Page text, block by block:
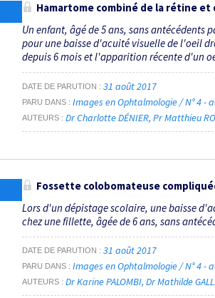
Hamartome combiné de la rétine
Un enfant, âgé de 5 ans, sans
pour une baisse d'acuité visuelle de l'oeil
depuis 6 mois et l'apparition récente d'un
DATE DE PARUTION 31 août 2017
PARU DANS Images en Ophtalmologie / N° 4 -
AUTEURS Dr Charlotte DÉNIER Pr Matthieu
Fossette colobomateuse
Lors d'un dépistage scolaire, une baisse
chez une fillette, âgée de 6 ans, sans
DATE DE PARUTION 31 août 2017
PARU DANS Images en Ophtalmologie / N° 4 -
AUTEURS Dr Karine PALOMBI Dr Mathilde